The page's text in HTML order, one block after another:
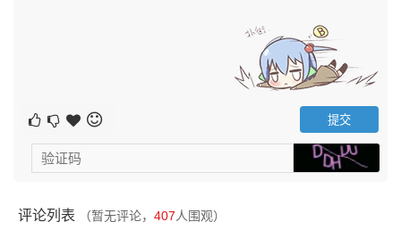
评论列表 （暂无评论， 407人围观）